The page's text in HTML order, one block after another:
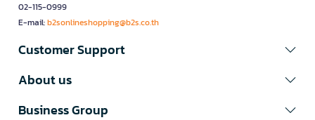
02-115-0999
E-mail:b2sonlineshopping@b2s.co.th
Customer Support
About us
Business Group